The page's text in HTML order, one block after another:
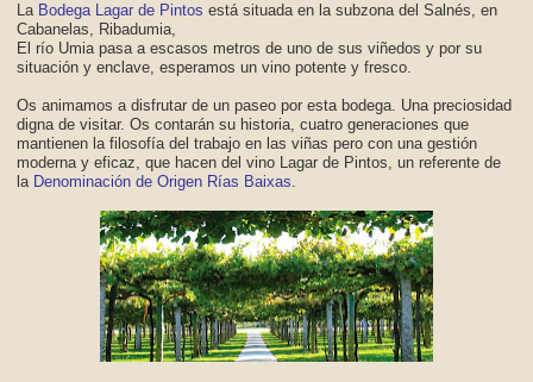
La Bodega Lagar de Pintos está situada en la subzona del Salnés, en
Cabanelas, Ribadumia,
El río Umia pasa a escasos metros de uno de sus viñedos y por su
situación y enclave, esperamos un vino potente y fresco.
Os animamos a disfrutar de un paseo por esta bodega. Una preciosidad
digna de visitar. Os contarán su historia, cuatro generaciones que
mantienen la filosofía del trabajo en las viñas pero con una gestión
moderna y eficaz, que hacen del vino Lagar de Pintos, un referente de
la Denominación de Origen Rías Baixas.